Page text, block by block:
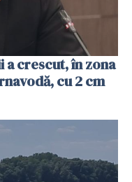
a crescut, în zona
cu 2 cm